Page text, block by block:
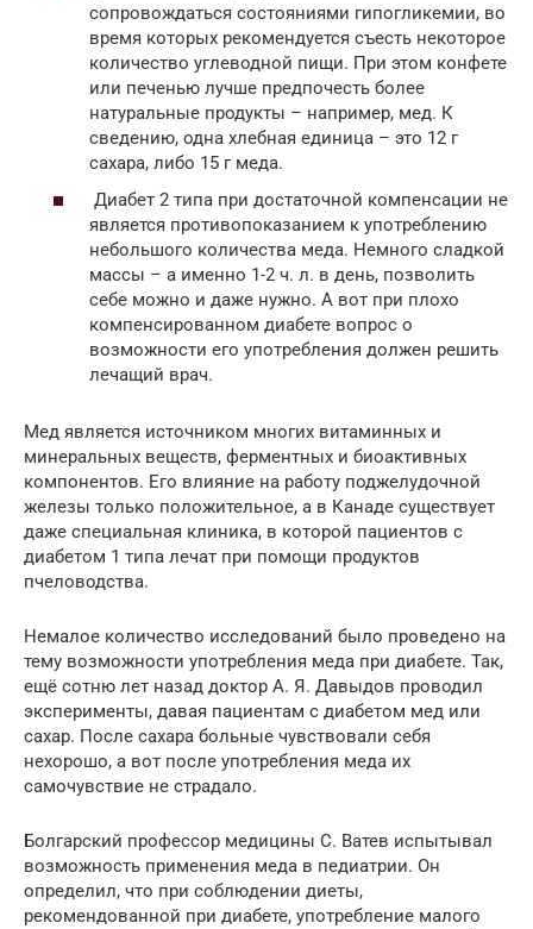
сопровождаться состояниями гипогликемии, во
время которых рекомендуется съесть некоторое
количество углеводной пищи. При этом конфете
или печенью лучше предпочесть более
натуральные продукты – например, мед. К
сведению, одна хлебная единица – это 12 г
сахара, либо 15 г меда.
Диабет 2 типа при достаточной компенсации не
является противопоказанием к употреблению
небольшого количества меда. Немного сладкой
массы – а именно 1-2 ч. л. в день, позволить
себе можно и даже нужно. А вот при плохо
компенсированном диабете вопрос о
возможности его употребления должен решить
лечащий врач.
Мед является источником многих витаминных и
минеральных веществ, ферментных и биоактивных
компонентов. Его влияние на работу поджелудочной
железы только положительное, а в Канаде существует
даже специальная клиника, в которой пациентов с
диабетом 1 типа лечат при помощи продуктов
пчеловодства.
Немалое количество исследований было проведено на
тему возможности употребления меда при диабете. Так,
ещё сотню лет назад доктор А. Я. Давыдов проводил
эксперименты, давая пациентам с диабетом мед или
сахар. После сахара больные чувствовали себя
нехорошо, а вот после употребления меда их
самочувствие не страдало.
Болгарский профессор медицины С. Ватев испытывал
возможность применения меда в педиатрии. Он
определил, что при соблюдении диеты,
рекомендованной при диабете, употребление малого